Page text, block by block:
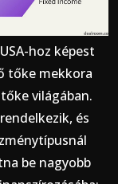
hoz képest
tőke mekkora
világában.
és
be nagyobb